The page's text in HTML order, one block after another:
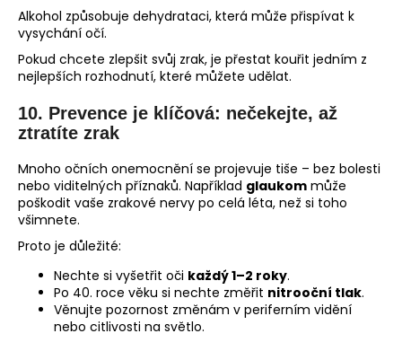
Alkohol způsobuje dehydrataci, která může přispívat k
vysychání očí.
Pokud chcete zlepšit svůj zrak, je přestat kouřit jedním z
nejlepších rozhodnutí, které můžete udělat.
10. Prevence je klíčová: nečekejte, až
ztratíte zrak
Mnoho očních onemocnění se projevuje tiše – bez bolesti
nebo viditelných příznaků. Například glaukom může
poškodit vaše zrakové nervy po celá léta, než si toho
všimnete.
Proto je důležité:
Nechte si vyšetřit oči každý 1–2 roky.
Po 40. roce věku si nechte změřit nitrooční tlak.
Věnujte pozornost změnám v periferním vidění
nebo citlivosti na světlo.